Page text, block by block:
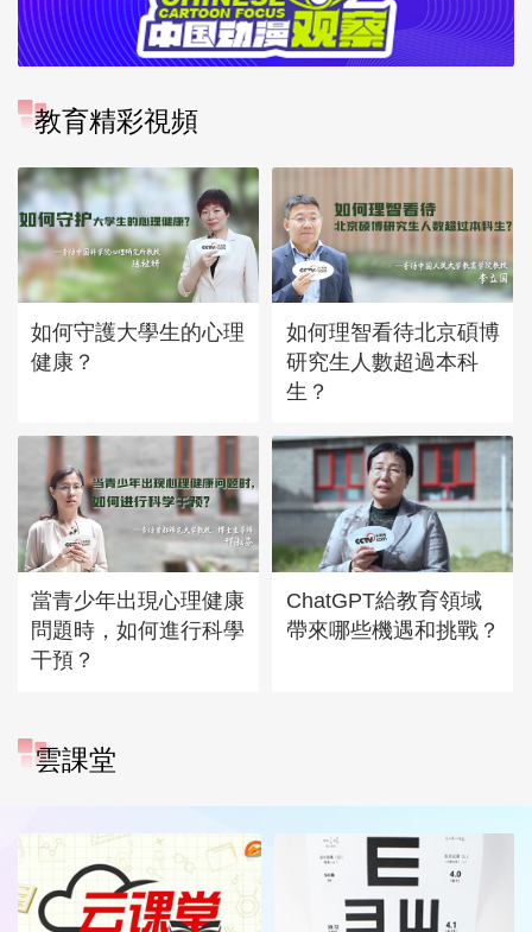
教育精彩視頻
如何守護大學生的心理
健康？
如何理智看待北京碩博
研究生人數超過本科
生？
當青少年出現心理健康
問題時，如何進行科學
干預？
ChatGPT給教育領域
帶來哪些機遇和挑戰？
雲課堂